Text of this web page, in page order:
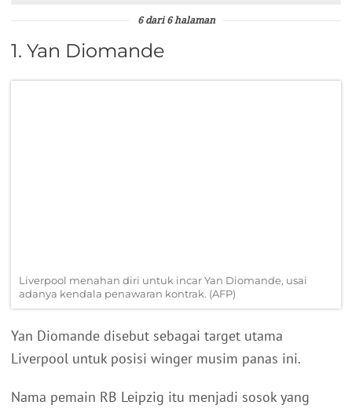
6 dari 6 halaman
1. Yan Diomande
Liverpool menahan diri untuk incar Yan Diomande, usai
adanya kendala penawaran kontrak. (AFP)
Yan Diomande disebut sebagai target utama
Liverpool untuk posisi winger musim panas ini.
Nama pemain RB Leipzig itu menjadi sosok yang